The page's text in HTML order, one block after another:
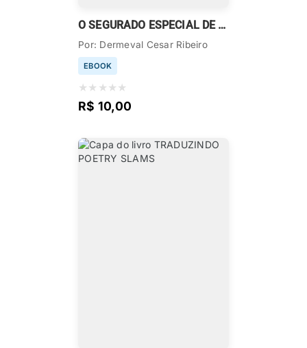
O SEGURADO ESPECIAL DE CORPO INTEIRO & O DOMÉSTICO
Por: Dermeval Cesar Ribeiro
EBOOK
★ ★ ★ ★ ★
R$ 10,00